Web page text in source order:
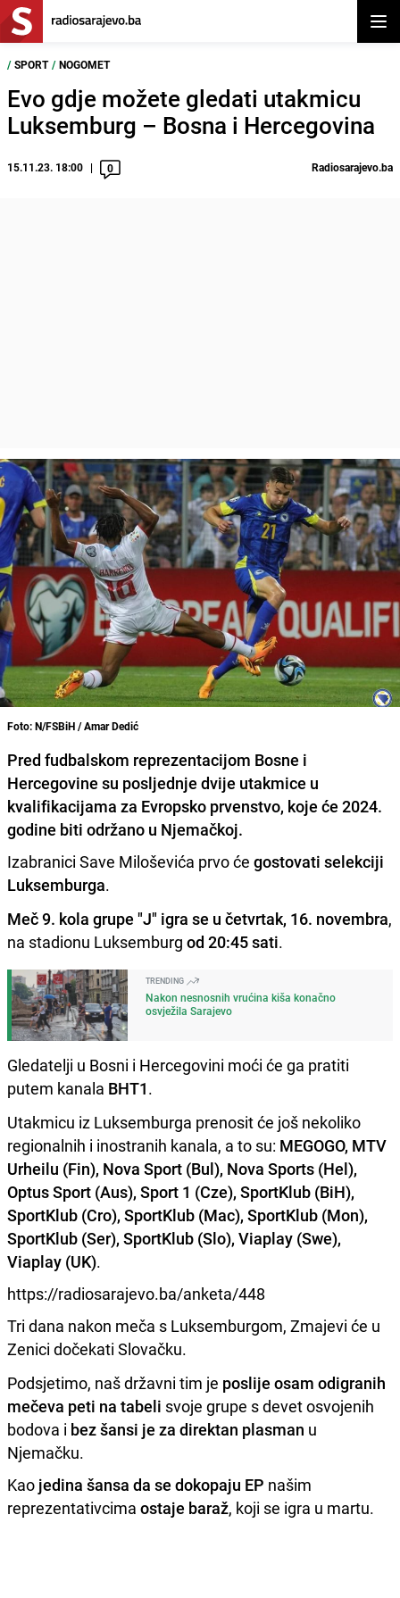
/ SPORT / NOGOMET
Evo gdje možete gledati utakmicu
Luksemburg – Bosna i Hercegovina
15.11.23. 18:00 0 Radiosarajevo.ba
Foto: N/FSBiH / Amar Dedić
Pred fudbalskom reprezentacijom Bosne i
Hercegovine su posljednje dvije utakmice u
kvalifikacijama za Evropsko prvenstvo, koje će 2024.
godine biti održano u Njemačkoj.
Izabranici Save Miloševića prvo će gostovati selekciji
Luksemburga.
Meč 9. kola grupe "J" igra se u četvrtak, 16. novembra,
na stadionu Luksemburg od 20:45 sati.
TRENDING
Nakon nesnosnih vrućina kiša konačno
osvježila Sarajevo
Gledatelji u Bosni i Hercegovini moći će ga pratiti
putem kanala BHT1.
Utakmicu iz Luksemburga prenosit će još nekoliko
regionalnih i inostranih kanala, a to su: MEGOGO, MTV
Urheilu (Fin), Nova Sport (Bul), Nova Sports (Hel),
Optus Sport (Aus), Sport 1 (Cze), SportKlub (BiH),
SportKlub (Cro), SportKlub (Mac), SportKlub (Mon),
SportKlub (Ser), SportKlub (Slo), Viaplay (Swe),
Viaplay (UK).
https://radiosarajevo.ba/anketa/448
Tri dana nakon meča s Luksemburgom, Zmajevi će u
Zenici dočekati Slovačku.
Podsjetimo, naš državni tim je poslije osam odigranih
mečeva peti na tabeli svoje grupe s devet osvojenih
bodova i bez šansi je za direktan plasman u
Njemačku.
Kao jedina šansa da se dokopaju EP našim
reprezentativcima ostaje baraž, koji se igra u martu.